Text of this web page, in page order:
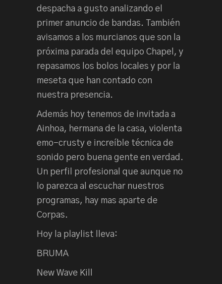
despacha a gusto analizando el
primer anuncio de bandas. También
avisamos a los murcianos que son la
próxima parada del equipo Chapel, y
repasamos los bolos locales y por la
meseta que han contado con
nuestra presencia.
Además hoy tenemos de invitada a
Ainhoa, hermana de la casa, violenta
emo-crusty e increíble técnica de
sonido pero buena gente en verdad.
Un perfil profesional que aunque no
lo parezca al escuchar nuestros
programas, hay mas aparte de
Corpas.
Hoy la playlist lleva:
BRUMA
New Wave Kill